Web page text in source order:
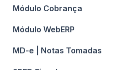
Módulo Cobrança
Módulo WebERP
MD-e | Notas Tomadas